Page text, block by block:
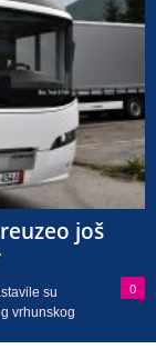
još
0
su
vrhunskog